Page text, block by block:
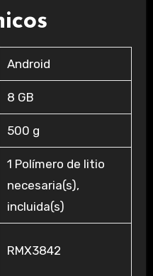
‎Android
‎8 GB
‎500 g
‎1 Polímero de litio
necesaria(s),
incluida(s)
‎RMX3842